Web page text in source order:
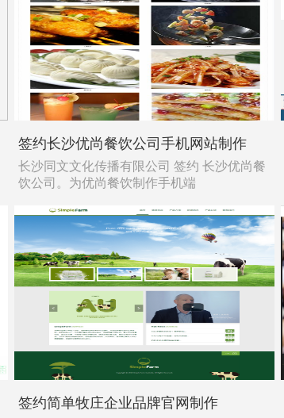
签约长沙优尚餐饮公司手机网站制作
长沙同文文化传播有限公司 签约 长沙优尚餐
饮公司。为优尚餐饮制作手机端
签约简单牧庄企业品牌官网制作